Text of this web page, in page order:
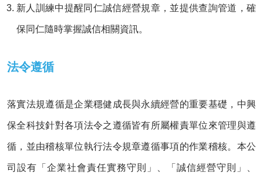
新人訓練中提醒同仁誠信經營規章，並提供查詢管道，確
保同仁隨時掌握誠信相關資訊。
法令遵循
落實法規遵循是企業穩健成長與永續經營的重要基礎，中興
保全科技針對各項法令之遵循皆有所屬權責單位來管理與遵
循，並由稽核單位執行法令規章遵循事項的作業稽核。本公
司設有「企業社會責任實務守則」、「誠信經營守則」、